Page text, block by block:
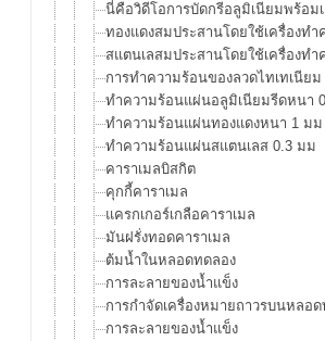
นี่คือวิดีโอการบัดกรีอลูมิเนียมพร้อม
ทองแดงสมประสานโดยใช้เครื่องทำ
สแตนเลสมประสานโดยใช้เครื่องทำ
การทำความร้อนของลวดไทเทเนียม
ทำความร้อนแผ่นอลูมิเนียมรีดหนา
ทำความร้อนแผ่นทองแดงหนา 1 มม
ทำความร้อนแผ่นสแตนเลส 0.3 มม
คาราเมลบิสกิต
คุกกี้คาราเมล
แครกเกอร์เกลือคาราเมล
มันฝรั่งทอดคาราเมล
ต้มน้ำในหลอดทดลอง
การละลายของน้ำแข็ง
การกำจัดเครื่องหมายถาวรบนหลอ
การละลายของน้ำแข็ง